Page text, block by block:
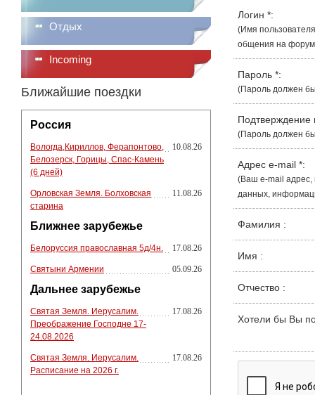
Отдых
Incoming
Ближайшие поездки
Россия
Вологда,Кириллов, Ферапонтово,
Белозерск, Горицы, Спас-Камень
(6 дней)
10.08.26
Орловская Земля. Болховская
старина
11.08.26
Ближнее зарубежье
Белоруссия православная 5д/4н. 17.08.26
Святыни Армении 05.09.26
Дальнее зарубежье
Святая Земля. Иерусалим.
Преображение Господне 17-
24.08.2026
17.08.26
Святая Земля. Иерусалим.
Расписание на 2026 г.
17.08.26
Логин *:
(Имя
общения на
Пароль *:
(Пароль должен
(Пароль должен
Адрес e-mail *:
(Ваш e-mail адрес,
данных,
Фамилия :
Имя :
Отчество :
Хотели бы Вы